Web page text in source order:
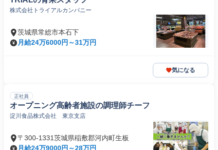
株式会社トライアルカンパニー
茨城県常総市本石下
月給24万6000円～31万円
気になる
正社員
オープニング高齢者施設の調理師チーフ
淀川食品株式会社 東京支店
〒300-1331茨城県稲敷郡河内町生板
月給24万9000円～28万円